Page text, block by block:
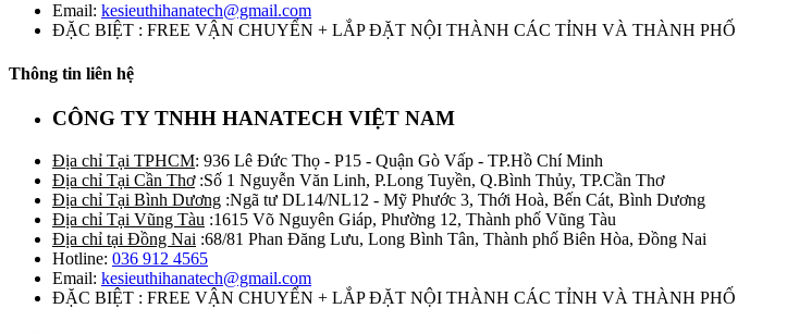
Email: kesieuthihanatech@gmail.com
ĐẶC BIỆT : FREE VẬN CHUYỂN + LẮP ĐẶT NỘI THÀNH CÁC TỈNH VÀ THÀNH PHỐ
Thông tin liên hệ
CÔNG TY TNHH HANATECH VIỆT NAM
Địa chỉ Tại TPHCM: 936 Lê Đức Thọ - P15 - Quận Gò Vấp - TP.Hồ Chí Minh
Địa chỉ Tại Cần Thơ:Số 1 Nguyễn Văn Linh, P.Long Tuyền, Q.Bình Thủy, TP.Cần Thơ
Địa chỉ Tại Bình Dương :Ngã tư DL14/NL12 - Mỹ Phước 3, Thới Hoà, Bến Cát, Bình Dương
Địa chỉ Tại Vũng Tàu :1615 Võ Nguyên Giáp, Phường 12, Thành phố Vũng Tàu
Địa chỉ tại Đồng Nai :68/81 Phan Đăng Lưu, Long Bình Tân, Thành phố Biên Hòa, Đồng Nai
Hotline: 036 912 4565
Email: kesieuthihanatech@gmail.com
ĐẶC BIỆT : FREE VẬN CHUYỂN + LẮP ĐẶT NỘI THÀNH CÁC TỈNH VÀ THÀNH PHỐ